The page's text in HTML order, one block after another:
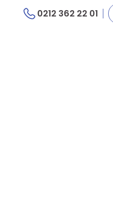
0212 362 22 01